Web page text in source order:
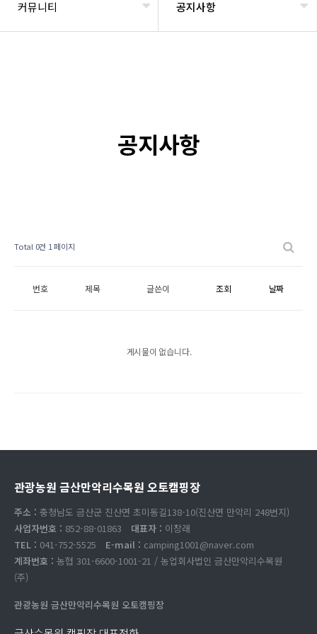
커뮤니티 공지사항
공지사항
Total 0건 1 페이지
번호 제목 글쓴이 조회 날짜
게시물이 없습니다.
관광농원 금산만악리수목원 오토캠핑장
주소 : 충청남도 금산군 진산면 초미동길138-10(진산면 만악리 248번지)
사업자번호 : 852-88-01863 대표자 : 이창래
TEL : 041-752-5525 E-mail : camping1001@naver.com
계좌번호 : 농협 301-6600-1001-21 / 농업회사법인 금산만악리수목원
(주)
관광농원 금산만악리수목원 오토캠핑장